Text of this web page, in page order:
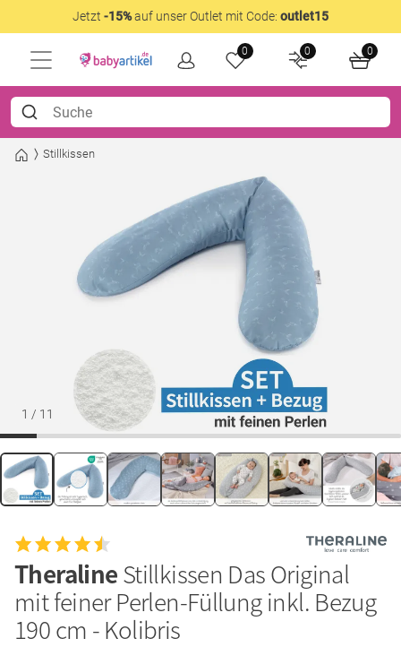
Jetzt -15%auf unser Outlet mit Code: outlet15
0 0 0
Stillkissen
1 / 11
TheralineStillkissen Das Original
mit feiner Perlen-Füllung inkl. Bezug
190 cm - Kolibris